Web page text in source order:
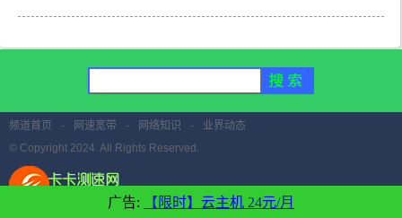
广告: 【限时】云主机 24元/月
频道首页 - 网速宽带 - 网络知识 -
业界动态
© Copyright 2024. All Rights Reserved.